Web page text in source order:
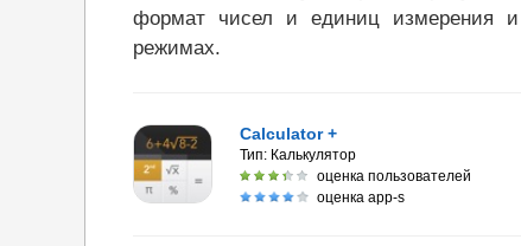
формат чисел и единиц измерения
режимах.
Calculator +
Тип: Калькулятор
оценка пользователей
оценка app-s